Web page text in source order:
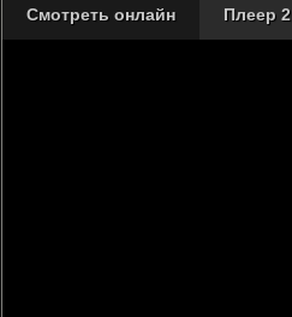
Смотреть онлайн Плеер 2